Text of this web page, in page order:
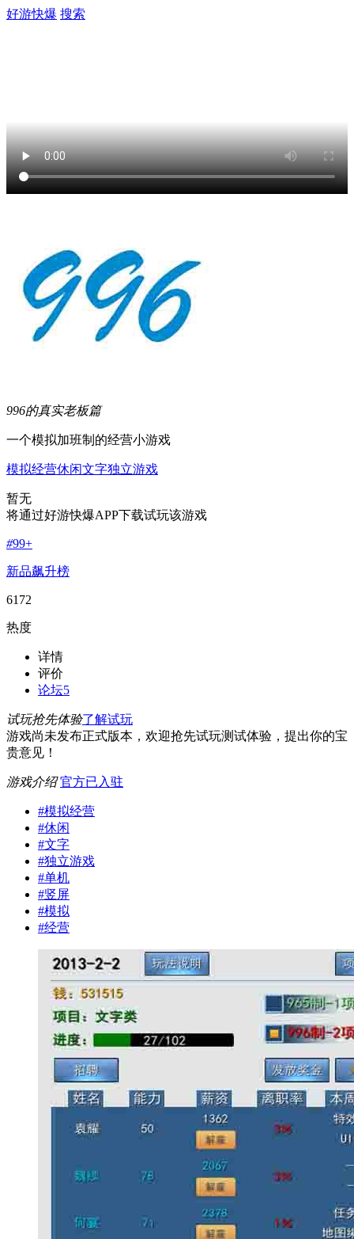
好游快爆 搜索
996的真实老板篇
一个模拟加班制的经营小游戏
模拟经营休闲文字独立游戏
暂无
将通过好游快爆APP下载试玩该游戏
#99+
新品飙升榜
6172
热度
详情
评价
论坛5
试玩抢先体验了解试玩
游戏尚未发布正式版本，欢迎抢先试玩测试体验，提出你的宝
贵意见！
游戏介绍 官方已入驻
#模拟经营
#休闲
#文字
#独立游戏
#单机
#竖屏
#模拟
#经营